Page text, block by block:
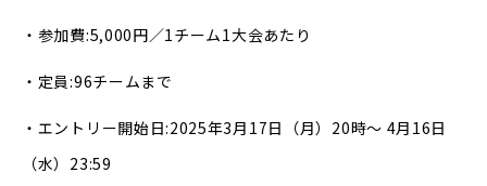
・参加費:5,000円／1チーム1大会あたり
・定員:96チームまで
・エントリー開始日:2025年3月17日（月）20時～ 4月16日
（水）23:59